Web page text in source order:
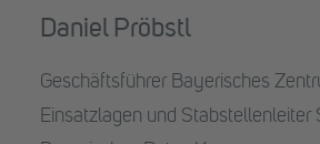
Daniel Pröbstl
Geschäftsführer Bayerisches
Einsatzlagen und Stabstellenleiter